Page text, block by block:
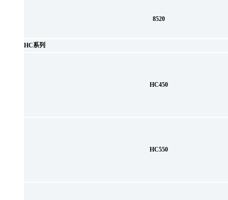
8520
HC系列
HC450
HC550